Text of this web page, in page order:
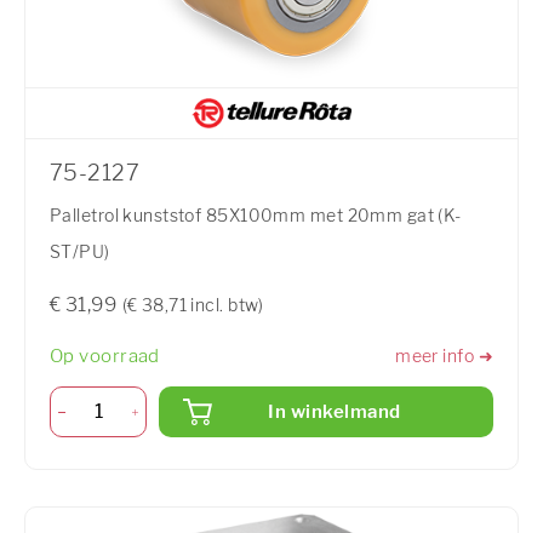
75-2127
Palletrol kunststof 85X100mm met 20mm gat (K-
ST/PU)
€ 31,99 (€ 38,71 incl. btw)
Op voorraad meer info ➜
In winkelmand